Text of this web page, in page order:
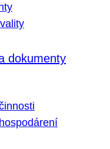
dokumenty